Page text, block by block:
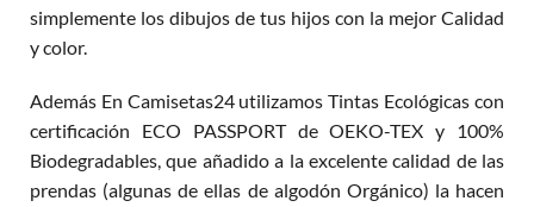
simplemente los dibujos de tus hijos con la mejor Calidad
y color.
Además En Camisetas24 utilizamos Tintas Ecológicas con
certificación ECO PASSPORT de OEKO-TEX y 100%
Biodegradables, que añadido a la excelente calidad de las
prendas (algunas de ellas de algodón Orgánico) la hacen